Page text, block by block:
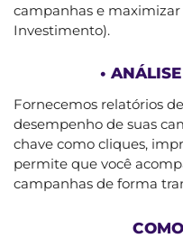
campanhas e maximizar
Investimento).
•
Fornecemos relatórios
desempenho de suas
chave como cliques,
permite que você
campanhas de forma